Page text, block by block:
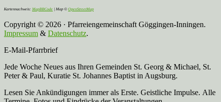
Kartennachweis: MapBBCode | Map © OpenStreetMap
Copyright © 2026 · Pfarreiengemeinschaft Göggingen-Inningen.
Impressum & Datenschutz.
E-Mail-Pfarrbrief
Jede Woche Neues aus Ihren Gemeinden St. Georg & Michael, St.
Peter & Paul, Kuratie St. Johannes Baptist in Augsburg.
Lesen Sie Ankündigungen immer als Erste. Geistliche Impulse. Alle